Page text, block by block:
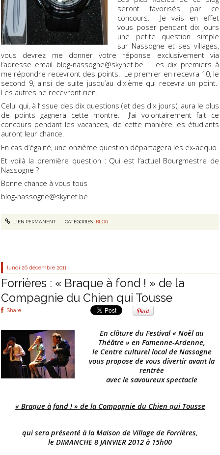
seront favorisés par ce
concours. Je vais en effet
vous poser pendant dix jours
une petite question simple
sur Nassogne et ses villages,
vous devrez me donner votre réponse exclusivement via
l’adresse email blog-nassogne@skynet.be . Les dix premiers à
me répondre recevront des points. Le premier en recevra 10, le
second 9, ainsi de suite jusqu’au dixième qui recevra un point.
Les autres ne recevront rien.
Celui qui, à l’issue des dix questions (et des dix jours), aura le plus
de points gagnera cette montre. J’ai volontairement fait ce
concours pendant les vacances, de cette manière les étudiants
auront leur chance.
En cas d’égalité, une onzième question départagera les ex-aequo.
Et voilà la première question : Qui est l’actuel Bourgmestre de
Nassogne ?
Bonne chance à vous tous
blog-nassogne@skynet.be
LIEN PERMANENT CATÉGORIES : BLOG
lundi 26 décembre 2011
Forrières : « Braque à fond ! » de la
Compagnie du Chien qui Tousse
Share
En clôture du Festival « Noël au
Théâtre » en Famenne-Ardenne,
le Centre culturel local de Nassogne
vous propose de vous divertir avant la
rentrée
avec le savoureux spectacle
« Braque à fond ! » de la Compagnie du Chien qui Tousse
qui sera présenté à la Maison de Village de Forrières,
le DIMANCHE 8 JANVIER 2012 à 15h00